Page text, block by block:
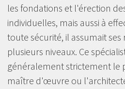
les fondations et l'érection
individuelles, mais aussi à
toute sécurité, il assumait ses
plusieurs niveaux. Ce
généralement strictement le
maître d'œuvre ou